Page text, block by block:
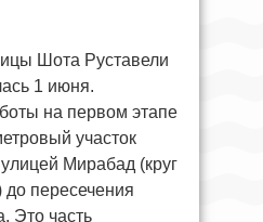
Шота Руставели
1 июня.
на первом этапе
участок
Мирабад (круг
до пересечения
Это часть